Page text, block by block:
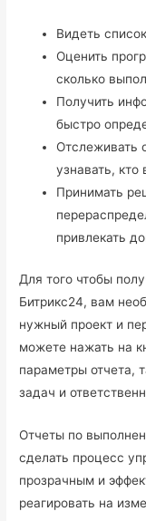
Видеть
Оценить
сколько
Получить
быстро
Отслеживать
узнавать, кто
Принимать
привлекать
Для того чтобы
Битрикс24, вам
нужный проект и
можете нажать на
параметры отчета,
задач и
Отчеты по
сделать процесс
прозрачным и
реагировать на